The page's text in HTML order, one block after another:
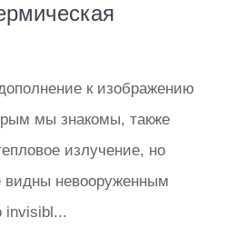
к изображению
мы знакомы, также
излучение, но
видны невооруженным
invisibl...